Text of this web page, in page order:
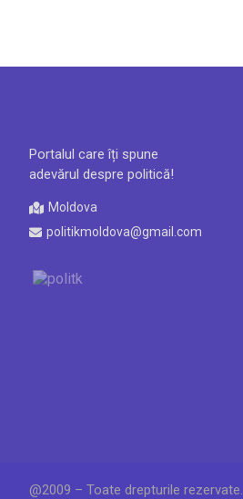
Portalul care îți spune
adevărul despre politică!
Moldova
politikmoldova@gmail.com
@2009 – Toate drepturile rezervate.